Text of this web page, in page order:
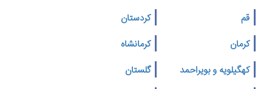
قم
کردستان
کرمان
کرمانشاه
کهگیلویه و بویراحمد
گلستان